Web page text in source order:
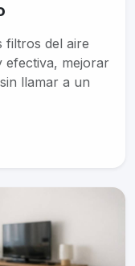
filtros del aire
efectiva, mejorar
llamar a un